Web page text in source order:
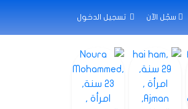
سجّل الآن تسجيل الدخول